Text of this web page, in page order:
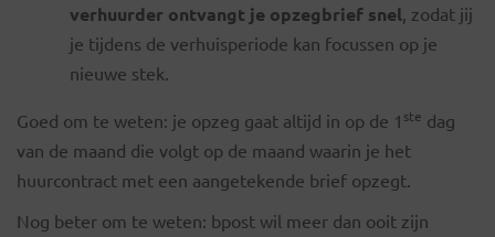
verhuurder ontvangt je opzegbrief snel , zodat jij
je tijdens de verhuisperiode kan focussen op je
nieuwe stek.
Goed om te weten: je opzeg gaat altijd in op de 1 ste dag
van de maand die volgt op de maand waarin je het
huurcontract met een aangetekende brief opzegt.
Nog beter om te weten: bpost wil meer dan ooit zijn